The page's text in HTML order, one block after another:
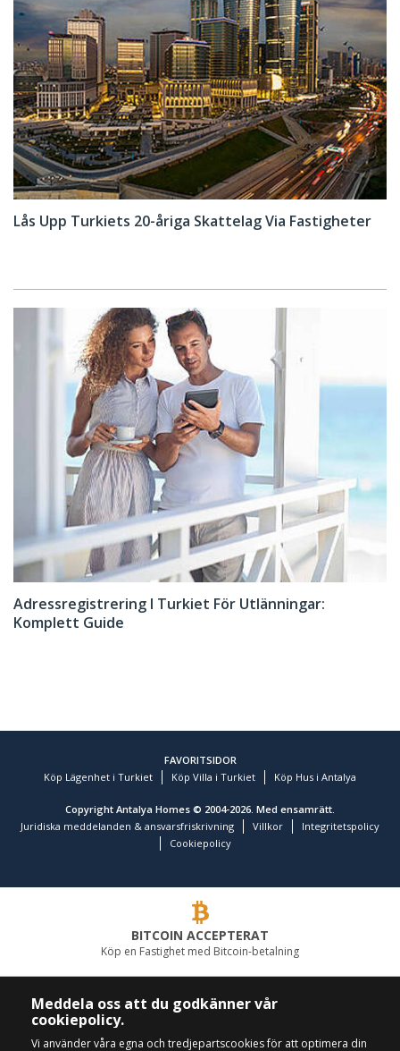
Lås Upp Turkiets 20-åriga Skattelag Via Fastigheter
Adressregistrering I Turkiet För Utlänningar:
Komplett Guide
FAVORITSIDOR
Köp Lägenhet i Turkiet
Köp Villa i Turkiet Köp Hus i Antalya
Copyright Antalya Homes © 2004-2026. Med ensamrätt.
Juridiska meddelanden & ansvarsfriskrivning
Villkor
Integritetspolicy
Cookiepolicy
BITCOIN ACCEPTERAT
Köp en Fastighet med Bitcoin-betalning
LEDANDE FASTIGHETSFÖRETAG
RING OSS
Meddela oss att du godkänner vår
cookiepolicy.
Vi använder våra egna och tredjepartscookies för att optimera din